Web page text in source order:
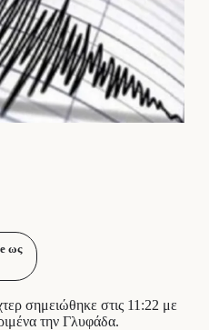
ως
σημειώθηκε στις 11:22 με
την Γλυφάδα.